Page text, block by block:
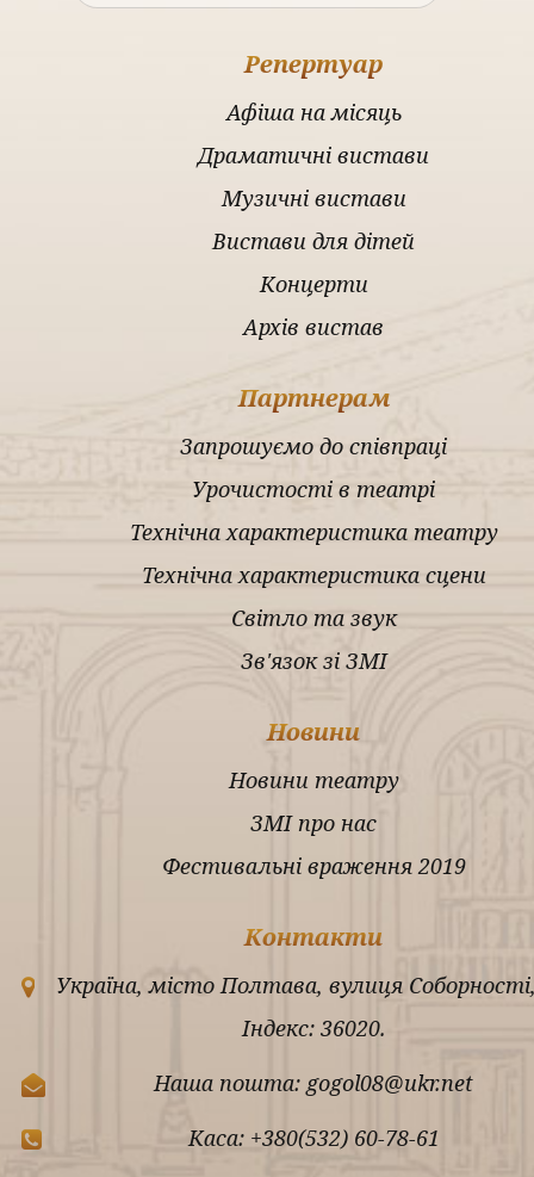
Репертуар
Афіша на місяць
Драматичні вистави
Музичні вистави
Вистави для дітей
Концерти
Архів вистав
Партнерам
Запрошуємо до співпраці
Урочистості в театрі
Технічна характеристика театру
Технічна характеристика сцени
Світло та звук
Зв'язок зі ЗМІ
Новини
Новини театру
ЗМІ про нас
Фестивальні враження 2019
Контакти
Україна, місто Полтава, вулиця
Індекс: 36020.
Наша пошта: gogol08@ukr.net
Каса: +380(532) 60-78-61